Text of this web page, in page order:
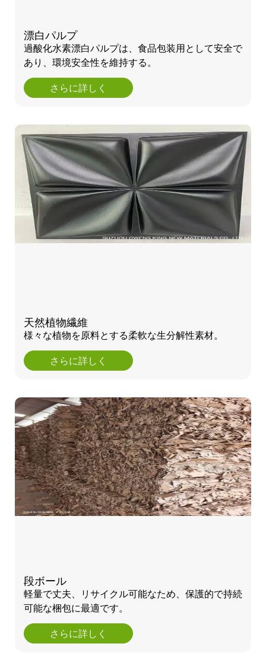
漂白パルプ
過酸化水素漂白パルプは、食品包装用として安全で
あり、環境安全性を維持する。
さらに詳しく
天然植物繊維
様々な植物を原料とする柔軟な生分解性素材。
さらに詳しく
段ボール
軽量で丈夫、リサイクル可能なため、保護的で持続
可能な梱包に最適です。
さらに詳しく